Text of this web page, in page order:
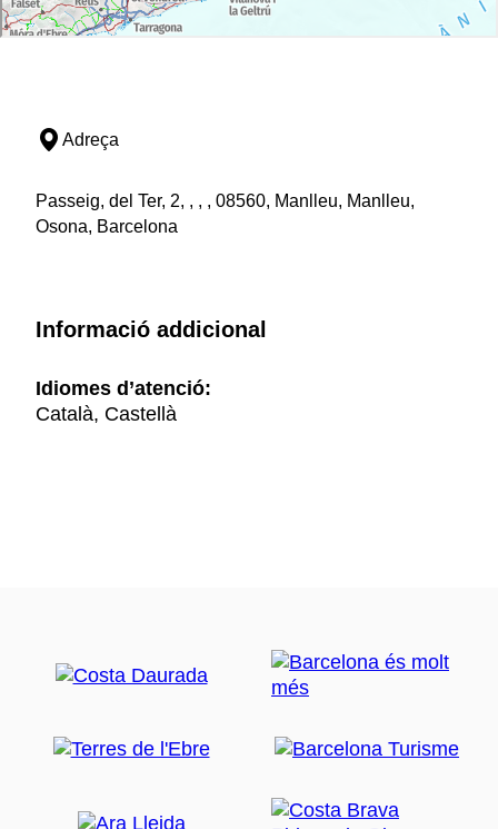
Adreça
Passeig, del Ter, 2, , , , 08560, Manlleu, Manlleu,
Osona, Barcelona
Informació addicional
Idiomes d’atenció:
Català, Castellà